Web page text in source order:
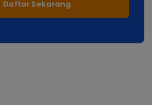
Daftar Sekarang